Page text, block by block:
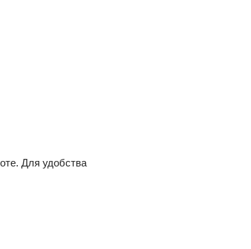
Для удобства